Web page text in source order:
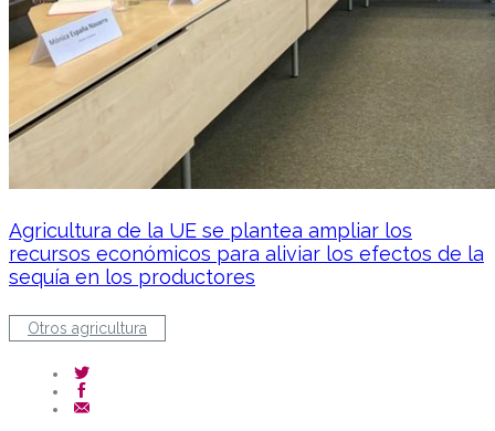
Agricultura de la UE se plantea ampliar los
recursos económicos para aliviar los efectos de la
sequía en los productores
Otros agricultura